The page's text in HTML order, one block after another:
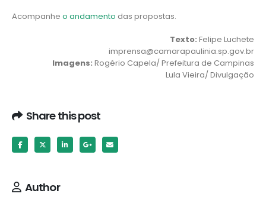
Acompanhe o andamento das propostas.
Texto: Felipe Luchete
imprensa@camarapaulinia.sp.gov.br
Imagens: Rogério Capela/ Prefeitura de Campinas
Lula Vieira/ Divulgação
Share this post
Author